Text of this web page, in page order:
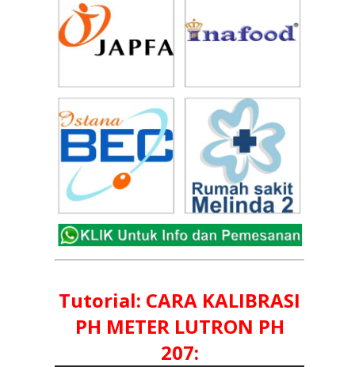
Tutorial: CARA KALIBRASI
PH METER LUTRON PH
207: